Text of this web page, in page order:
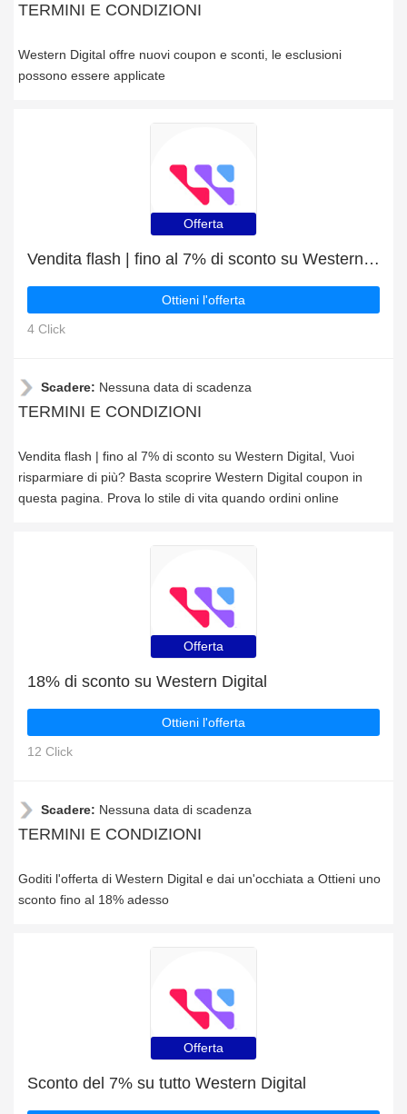
TERMINI E CONDIZIONI
Western Digital offre nuovi coupon e sconti, le esclusioni
possono essere applicate
Offerta
Vendita flash | fino al 7% di sconto su Western Digital
Ottieni l'offerta
4 Click
Scadere: Nessuna data di scadenza
TERMINI E CONDIZIONI
Vendita flash | fino al 7% di sconto su Western Digital, Vuoi
risparmiare di più? Basta scoprire Western Digital coupon in
questa pagina. Prova lo stile di vita quando ordini online
Offerta
18% di sconto su Western Digital
Ottieni l'offerta
12 Click
Scadere: Nessuna data di scadenza
TERMINI E CONDIZIONI
Goditi l'offerta di Western Digital e dai un'occhiata a Ottieni uno
sconto fino al 18% adesso
Offerta
Sconto del 7% su tutto Western Digital